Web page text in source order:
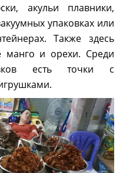
акульи плавники,
упаковках или
Также здесь
и орехи. Среди
есть точки с